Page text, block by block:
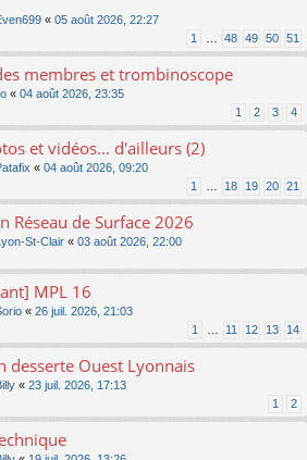
« 05 août 2026, 22:27
1 48 49 50 51
membres et trombinoscope
« 04 août 2026, 23:35
1 2 3 4
et vidéos... d'ailleurs (2)
« 04 août 2026, 09:20
1 18 19 20 21
Réseau de Surface 2026
St-Clair « 03 août 2026, 22:00
MPL 16
« 26 juil. 2026, 21:03
1 11 12 13 14
desserte Ouest Lyonnais
« 23 juil. 2026, 17:13
1 2